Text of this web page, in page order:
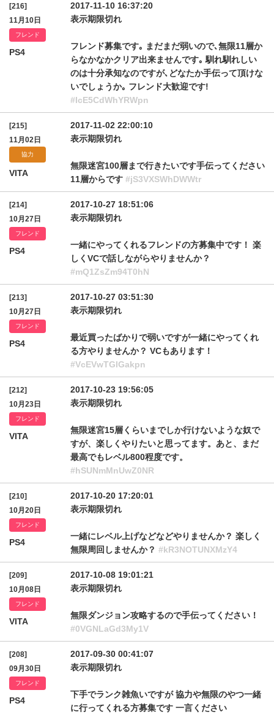
[216]
11月10日
フレンド
PS4
2017-11-10 16:37:20
表示期限切れ
フレンド募集です｡ まだまだ弱いので､無限11層か
らなかなかクリア出来ませんです｡ 馴れ馴れしい
のは十分承知なのですが､どなたか手伝って頂けな
いでしょうか｡ フレンド大歓迎です!
#IcE5CdWhYRWpn
[215]
11月02日
協力
VITA
2017-11-02 22:00:10
表示期限切れ
無限迷宮100層まで行きたいです手伝ってください
11層からです #jS3VXSWhDWWtr
[214]
10月27日
フレンド
PS4
2017-10-27 18:51:06
表示期限切れ
一緒にやってくれるフレンドの方募集中です！ 楽
しくVCで話しながらやりませんか？
#mQ1ZsZm94T0hN
[213]
10月27日
フレンド
PS4
2017-10-27 03:51:30
表示期限切れ
最近買ったばかりで弱いですが一緒にやってくれ
る方やりませんか？ VCもあります！
#VcEVwTGlGakpn
[212]
10月23日
フレンド
VITA
2017-10-23 19:56:05
表示期限切れ
無限迷宮15層くらいまでしか行けないような奴で
すが、楽しくやりたいと思ってます。あと、まだ
最高でもレベル800程度です。
#hSUNmMnUwZ0NR
[210]
10月20日
フレンド
PS4
2017-10-20 17:20:01
表示期限切れ
一緒にレベル上げなどなどやりませんか？ 楽しく
無限周回しませんか？ #kR3NOTUNXMzY4
[209]
10月08日
フレンド
VITA
2017-10-08 19:01:21
表示期限切れ
無限ダンジョン攻略するので手伝ってください！
#0VGNLaGd3My1V
[208]
09月30日
フレンド
PS4
2017-09-30 00:41:07
表示期限切れ
下手でランク雑魚いですが 協力や無限のやつ一緒
に行ってくれる方募集です 一言ください